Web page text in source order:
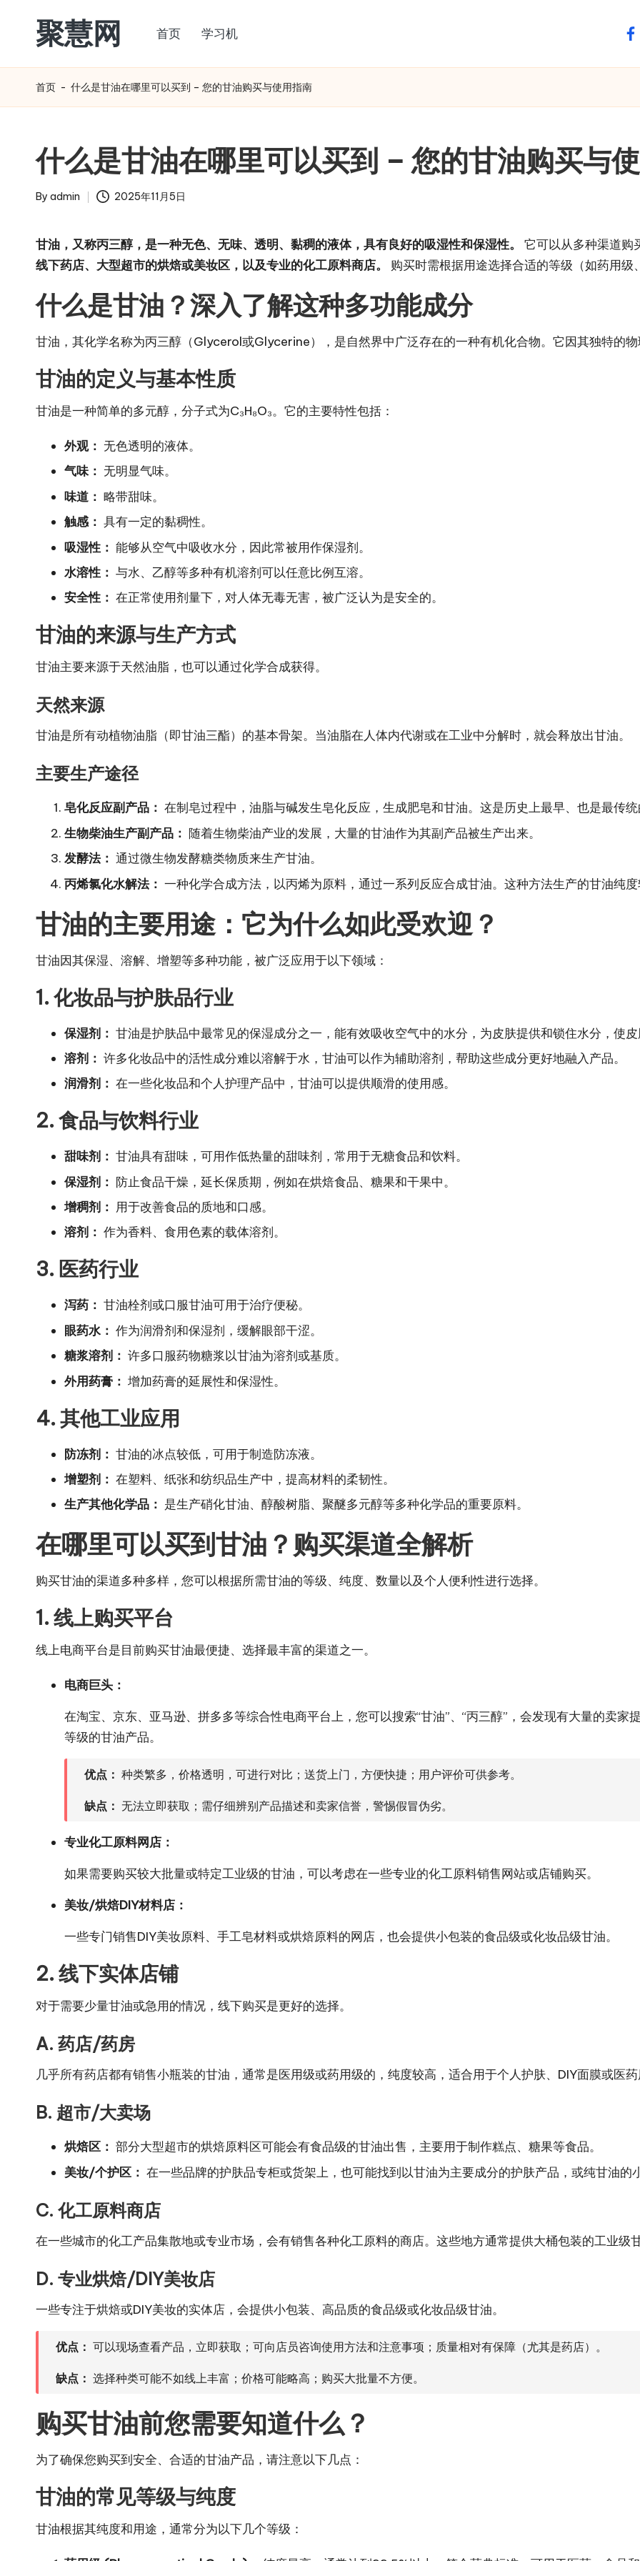
content
聚慧网 首页 学习机
首页 - 什么是甘油在哪里可以买到 – 您的甘油购买与使用指南
什么是甘油在哪里可以买到 – 您的甘油购买与
Posted
By admin 2025年11月5日
甘油，又称丙三醇，是一种无色、无味、透明、黏稠的液体，具有良好的吸湿性和保湿性。 它可以从多种渠道购
线下药店、大型超市的烘焙或美妆区，以及专业的化工原料商店。
购买时需根据用途选择合适的等级（如药用级
什么是甘油？深入了解这种多功能成分
甘油，其化学名称为丙三醇（Glycerol或Glycerine），是自然界中广泛存在的一种有机化合物。它因其独特的物
甘油的定义与基本性质
甘油是一种简单的多元醇，分子式为C₃H₈O₃。它的主要特性包括：
外观： 无色透明的液体。
气味： 无明显气味。
味道： 略带甜味。
触感： 具有一定的黏稠性。
吸湿性： 能够从空气中吸收水分，因此常被用作保湿剂。
水溶性： 与水、乙醇等多种有机溶剂可以任意比例互溶。
安全性： 在正常使用剂量下，对人体无毒无害，被广泛认为是安全的。
甘油的来源与生产方式
甘油主要来源于天然油脂，也可以通过化学合成获得。
天然来源
甘油是所有动植物油脂（即甘油三酯）的基本骨架。当油脂在人体内代谢或在工业中分解时，就会释放出甘油。
主要生产途径
皂化反应副产品： 在制皂过程中，油脂与碱发生皂化反应，生成肥皂和甘油。这是历史上最早、也是最传统
生物柴油生产副产品： 随着生物柴油产业的发展，大量的甘油作为其副产品被生产出来。
发酵法： 通过微生物发酵糖类物质来生产甘油。
丙烯氯化水解法： 一种化学合成方法，以丙烯为原料，通过一系列反应合成甘油。这种方法生产的甘油纯度
甘油的主要用途：它为什么如此受欢迎？
甘油因其保湿、溶解、增塑等多种功能，被广泛应用于以下领域：
1. 化妆品与护肤品行业
保湿剂： 甘油是护肤品中最常见的保湿成分之一，能有效吸收空气中的水分，为皮肤提供和锁住水分，使皮
溶剂： 许多化妆品中的活性成分难以溶解于水，甘油可以作为辅助溶剂，帮助这些成分更好地融入产品。
润滑剂： 在一些化妆品和个人护理产品中，甘油可以提供顺滑的使用感。
2. 食品与饮料行业
甜味剂： 甘油具有甜味，可用作低热量的甜味剂，常用于无糖食品和饮料。
保湿剂： 防止食品干燥，延长保质期，例如在烘焙食品、糖果和干果中。
增稠剂： 用于改善食品的质地和口感。
溶剂： 作为香料、食用色素的载体溶剂。
3. 医药行业
泻药： 甘油栓剂或口服甘油可用于治疗便秘。
眼药水： 作为润滑剂和保湿剂，缓解眼部干涩。
糖浆溶剂： 许多口服药物糖浆以甘油为溶剂或基质。
外用药膏： 增加药膏的延展性和保湿性。
4. 其他工业应用
防冻剂： 甘油的冰点较低，可用于制造防冻液。
增塑剂： 在塑料、纸张和纺织品生产中，提高材料的柔韧性。
生产其他化学品： 是生产硝化甘油、醇酸树脂、聚醚多元醇等多种化学品的重要原料。
在哪里可以买到甘油？购买渠道全解析
购买甘油的渠道多种多样，您可以根据所需甘油的等级、纯度、数量以及个人便利性进行选择。
1. 线上购买平台
线上电商平台是目前购买甘油最便捷、选择最丰富的渠道之一。
电商巨头：
在淘宝、京东、亚马逊、拼多多等综合性电商平台上，您可以搜索“甘油”、“丙三醇”，会发现有大量的卖
等级的甘油产品。
优点： 种类繁多，价格透明，可进行对比；送货上门，方便快捷；用户评价可供参考。
缺点： 无法立即获取；需仔细辨别产品描述和卖家信誉，警惕假冒伪劣。
专业化工原料网店：
如果需要购买较大批量或特定工业级的甘油，可以考虑在一些专业的化工原料销售网站或店铺购买。
美妆/烘焙DIY材料店：
一些专门销售DIY美妆原料、手工皂材料或烘焙原料的网店，也会提供小包装的食品级或化妆品级甘油。
2. 线下实体店铺
对于需要少量甘油或急用的情况，线下购买是更好的选择。
A. 药店/药房
几乎所有药店都有销售小瓶装的甘油，通常是医用级或药用级的，纯度较高，适合用于个人护肤、DIY面膜或医药
B. 超市/大卖场
烘焙区： 部分大型超市的烘焙原料区可能会有食品级的甘油出售，主要用于制作糕点、糖果等食品。
美妆/个护区： 在一些品牌的护肤品专柜或货架上，也可能找到以甘油为主要成分的护肤产品，或纯甘油的
C. 化工原料商店
在一些城市的化工产品集散地或专业市场，会有销售各种化工原料的商店。这些地方通常提供大桶包装的工业级
D. 专业烘焙/DIY美妆店
一些专注于烘焙或DIY美妆的实体店，会提供小包装、高品质的食品级或化妆品级甘油。
优点： 可以现场查看产品，立即获取；可向店员咨询使用方法和注意事项；质量相对有保障（尤其是药店）。
缺点： 选择种类可能不如线上丰富；价格可能略高；购买大批量不方便。
购买甘油前您需要知道什么？
为了确保您购买到安全、合适的甘油产品，请注意以下几点：
甘油的常见等级与纯度
甘油根据其纯度和用途，通常分为以下几个等级：